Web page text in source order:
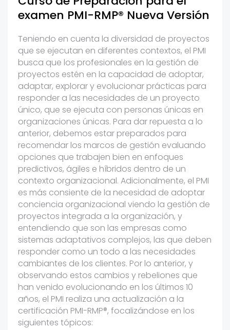
examen PMI-RMP® Nueva Versión
Teniendo en cuenta la diversidad de proyectos
que se ejecutan en diferentes contextos, el PMI
busca que los profesionales en la gestión de
proyectos estén en la capacidad de adoptar,
adaptar, explorar y evolucionar prácticas para
responder a las necesidades de un proyecto
único, que se ejecuta con personas únicas en
organizaciones únicas. Para dar repuesta a lo
anterior, debemos estar preparados para
recomendar los marcos de gestión evaluando
opciones que trabajen bien en enfoques
predictivos, ágiles e híbridos dentro de un
contexto organizacional. Adicionalmente, el PMI
es más consiente de la necesidad de adoptar
conciencia organizacional viendo la gestión de
proyectos integrada a la organización, y
entendiendo que son las empresas como
sistemas adaptativos complejos, las que deben
responder como un todo a las necesidades
cambiantes de los clientes. Por lo anterior, y
observando estos cambios y rebeliones que
han venido evolucionando en los últimos 10
años, el PMI realiza una actualización a la
certificación PMI-RMP®, focalizándose en los
siguientes tópicos: